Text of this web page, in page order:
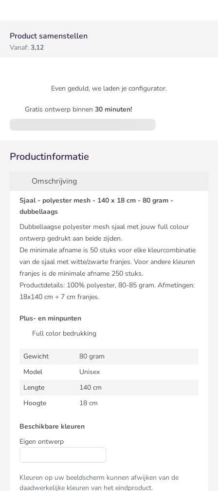
Product samenstellen
Vanaf: 3,12
Even geduld, we laden je configurator.
Gratis ontwerp binnen 30 minuten!
Productinformatie
Omschrijving
Sjaal - polyester mesh - 140 x 18 cm - 80 gram -
dubbellaags
Dubbellaagse polyester mesh sjaal met jouw full colour
ontwerp gedrukt aan beide zijden.
De minimale afname is 50 stuks voor elke kleurcombinatie
van de sjaal met witte/zwarte franjes. Voor andere kleuren
franjes is de minimale afname 250 stuks.
Productdetails: 100% polyester, 80-85 gram. Afmetingen:
18x140 cm + 7 cm franjes.
Plus- en minpunten
Full color bedrukking
Gewicht
80 gram
Model
Unisex
Lengte
140 cm
Hoogte
18 cm
Beschikbare kleuren
Eigen ontwerp
Kleuren op uw beeldscherm kunnen afwijken van de
daadwerkelijke kleuren van het eindproduct.